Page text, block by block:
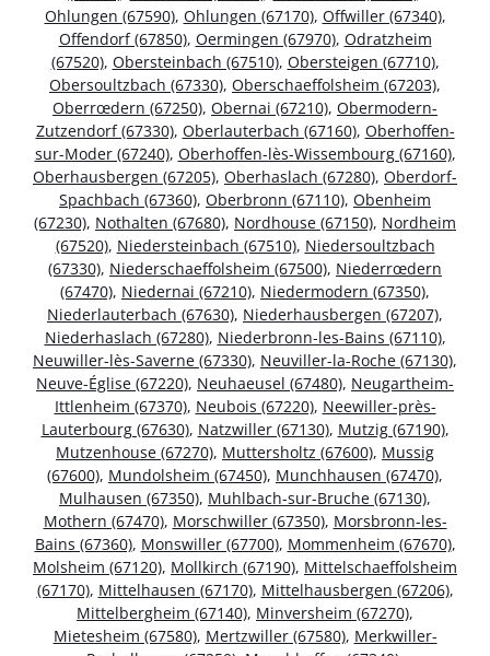
Ohlungen (67590), Ohlungen (67170), Offwiller (67340),
Offendorf (67850), Oermingen (67970), Odratzheim
(67520), Obersteinbach (67510), Obersteigen (67710),
Obersoultzbach (67330), Oberschaeffolsheim (67203),
Oberrœdern (67250), Obernai (67210), Obermodern-
Zutzendorf (67330), Oberlauterbach (67160), Oberhoffen-
sur-Moder (67240), Oberhoffen-lès-Wissembourg (67160),
Oberhausbergen (67205), Oberhaslach (67280), Oberdorf-
Spachbach (67360), Oberbronn (67110), Obenheim
(67230), Nothalten (67680), Nordhouse (67150), Nordheim
(67520), Niedersteinbach (67510), Niedersoultzbach
(67330), Niederschaeffolsheim (67500), Niederrœdern
(67470), Niedernai (67210), Niedermodern (67350),
Niederlauterbach (67630), Niederhausbergen (67207),
Niederhaslach (67280), Niederbronn-les-Bains (67110),
Neuwiller-lès-Saverne (67330), Neuviller-la-Roche (67130),
Neuve-Église (67220), Neuhaeusel (67480), Neugartheim-
Ittlenheim (67370), Neubois (67220), Neewiller-près-
Lauterbourg (67630), Natzwiller (67130), Mutzig (67190),
Mutzenhouse (67270), Muttersholtz (67600), Mussig
(67600), Mundolsheim (67450), Munchhausen (67470),
Mulhausen (67350), Muhlbach-sur-Bruche (67130),
Mothern (67470), Morschwiller (67350), Morsbronn-les-
Bains (67360), Monswiller (67700), Mommenheim (67670),
Molsheim (67120), Mollkirch (67190), Mittelschaeffolsheim
(67170), Mittelhausen (67170), Mittelhausbergen (67206),
Mittelbergheim (67140), Minversheim (67270),
Mietesheim (67580), Mertzwiller (67580), Merkwiller-